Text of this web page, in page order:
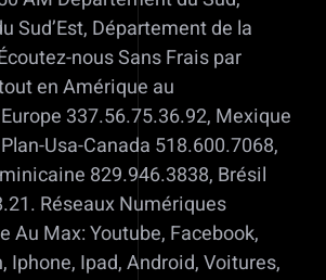
Sud’Est, Département de la
nous Sans Frais par
en Amérique au
337.56.75.36.92, Mexique
Usa-Canada 518.600.7068,
829.946.3838, Brésil
Réseaux Numériques
Au Max: Youtube, Facebook,
Iphone, Ipad, Android, Voitures,